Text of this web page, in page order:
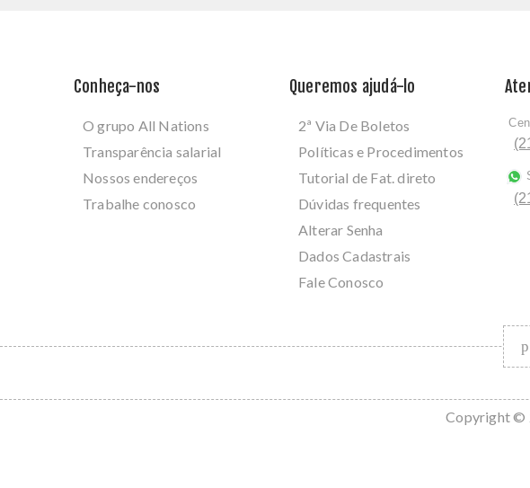
Conheça-nos
O grupo All Nations
Transparência salarial
Nossos endereços
Trabalhe conosco
Queremos ajudá-lo
2ª Via De Boletos
Políticas e Procedimentos
Tutorial de Fat. direto
Dúvidas frequentes
Alterar Senha
Dados Cadastrais
Fale Conosco
ﾠ
Copyright ©